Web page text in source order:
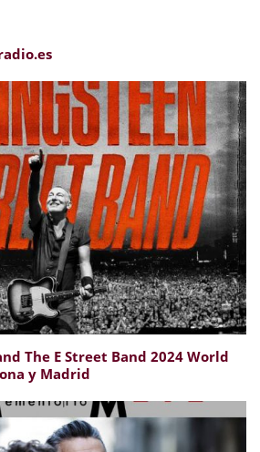
The E Street Band 2024 World
y Madrid